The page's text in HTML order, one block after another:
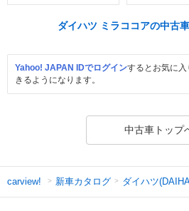
ダイハツ ミラココアの中古
Yahoo! JAPAN IDでログインするとお気に
きるようになります。
中古車トップ
carview! 新車カタログ ダイハツ